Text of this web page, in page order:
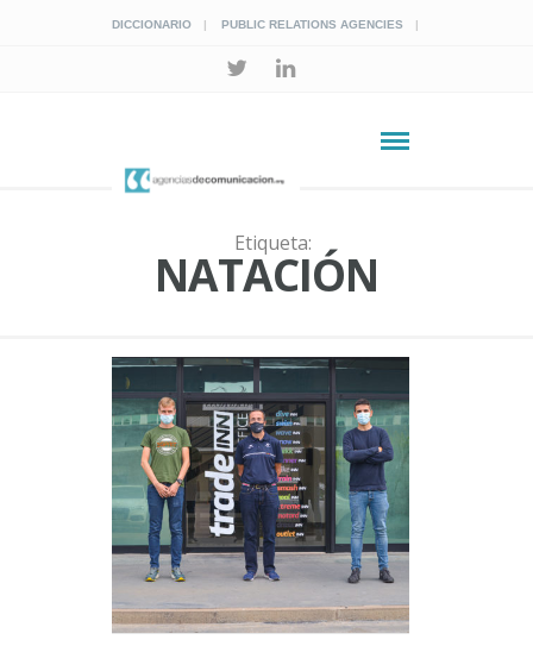
DICCIONARIO PUBLIC RELATIONS AGENCIES
Etiqueta:
NATACIÓN